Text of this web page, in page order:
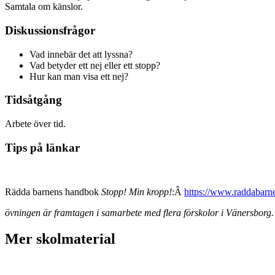
Samtala om känslor.
Diskussionsfrågor
Vad innebär det att lyssna?
Vad betyder ett nej eller ett stopp?
Hur kan man visa ett nej?
Tidsåtgång
Arbete över tid.
Tips på länkar
Rädda barnens handbok Stopp! Min kropp!:Â https://
övningen är framtagen i samarbete med flera förskolor i Vänersborg.
Mer skolmaterial